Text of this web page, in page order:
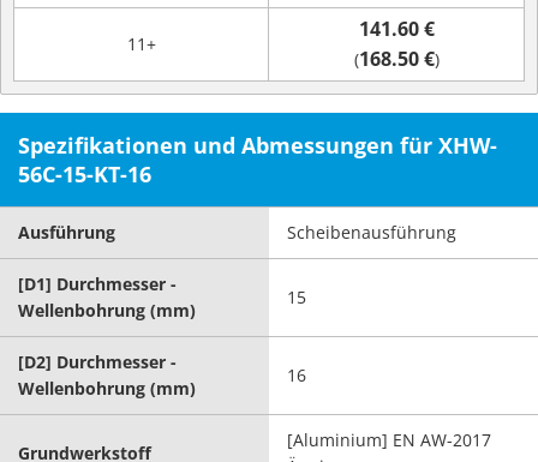
11+
141.60 €
(168.50 €)
Spezifikationen und Abmessungen für XHW-
56C-15-KT-16
Ausführung Scheibenausführung
[D1] Durchmesser -
Wellenbohrung (mm)
15
[D2] Durchmesser -
Wellenbohrung (mm)
16
Grundwerkstoff
[Aluminium] EN AW-2017